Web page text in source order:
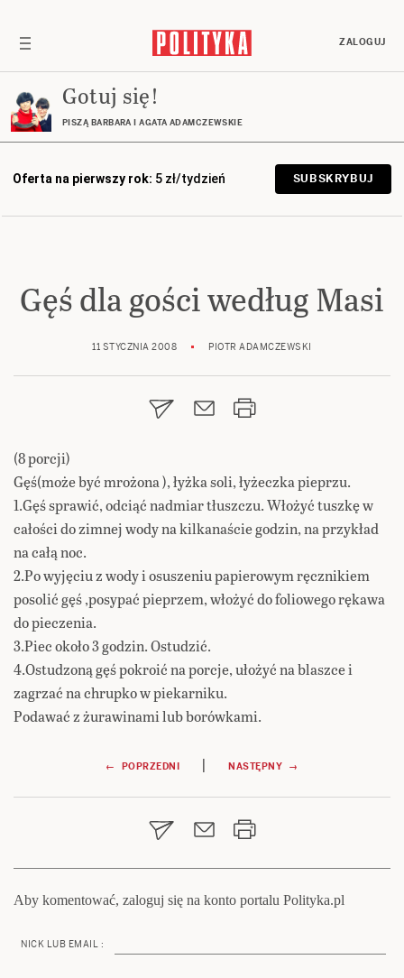
ZALOGUJ
Gotuj się!
PISZĄ BARBARA I AGATA ADAMCZEWSKIE
Oferta na pierwszy rok: 5 zł/tydzień SUBSKRYBUJ
Gęś dla gości według Masi
11 STYCZNIA 2008 PIOTR ADAMCZEWSKI
(8 porcji)
Gęś(może być mrożona ), łyżka soli, łyżeczka pieprzu.
1.Gęś sprawić, odciąć nadmiar tłuszczu. Włożyć tuszkę w
całości do zimnej wody na kilkanaście godzin, na przykład
na całą noc.
2.Po wyjęciu z wody i osuszeniu papierowym ręcznikiem
posolić gęś ,posypać pieprzem, włożyć do foliowego rękawa
do pieczenia.
3.Piec około 3 godzin. Ostudzić.
4.Ostudzoną gęś pokroić na porcje, ułożyć na blaszce i
zagrzać na chrupko w piekarniku.
Podawać z żurawinami lub borówkami.
Nawigacja
wpisu
← POPRZEDNI | NASTĘPNY →
Aby komentować, zaloguj się na konto portalu Polityka.pl
NICK LUB EMAIL :